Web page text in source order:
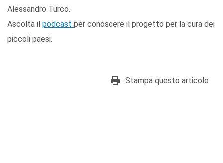
Alessandro Turco.
Ascolta il podcast per conoscere il progetto per la cura dei
piccoli paesi.
Stampa questo articolo